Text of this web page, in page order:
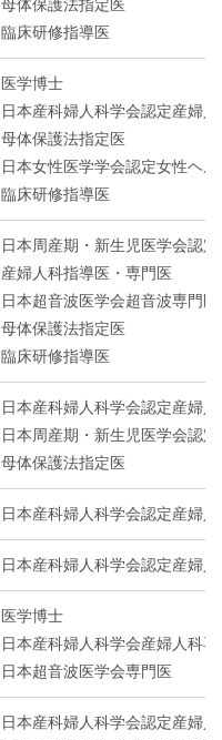
母体保護法指定医
臨床研修指導医
医学博士
日本産科婦人科学会認定産婦
母体保護法指定医
日本女性医学学会認定女性ヘ
臨床研修指導医
日本周産期・新生児医学会認
産婦人科指導医・専門医
日本超音波医学会超音波専門医
母体保護法指定医
臨床研修指導医
日本産科婦人科学会認定産婦
日本周産期・新生児医学会認
母体保護法指定医
日本産科婦人科学会認定産婦
日本産科婦人科学会認定産婦
医学博士
日本産科婦人科学会産婦人科
日本超音波医学会専門医
日本産科婦人科学会認定産婦